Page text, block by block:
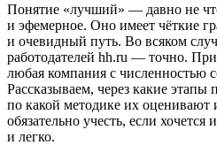
Понятие «лучший» — давно не
и эфемерное. Оно имеет чёткие
и очевидный путь. Во всяком
работодателей hh.ru — точно.
любая компания с численностью
Рассказываем, через какие этапы
по какой методике их оценивают
обязательно учесть, если хочется
и легко.